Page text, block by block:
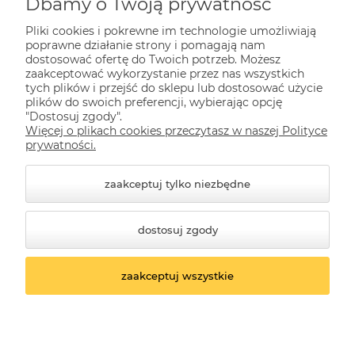
Pomoc
Dla Ciebie
Informacje
© 2026 kwazar-lampy.pl. Wszelkie prawa zastrzeżone.
Pliki cookies i pokrewne im technologie umożliwiają
poprawne działanie strony i pomagają nam
dostosować ofertę do Twoich potrzeb. Możesz
zaakceptować wykorzystanie przez nas wszystkich
tych plików i przejść do sklepu lub dostosować użycie
plików do swoich preferencji, wybierając opcję
"Dostosuj zgody".
Więcej o plikach cookies przeczytasz w naszej Polityce
prywatności.
zaakceptuj tylko niezbędne
dostosuj zgody
zaakceptuj wszystkie